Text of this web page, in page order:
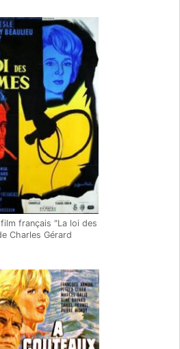
français "La loi des
Charles Gérard